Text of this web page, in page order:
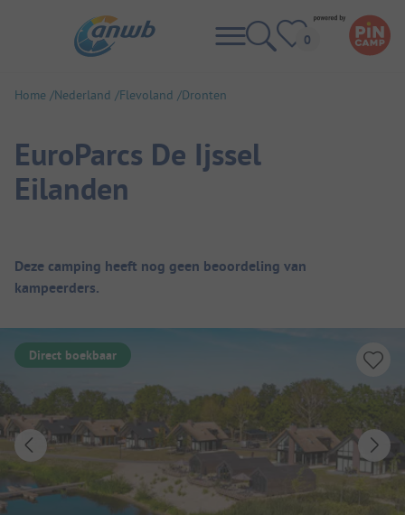
Home Nederland Flevoland Dronten
EuroParcs De Ijssel
Eilanden
Camping overzicht
Deze camping heeft nog geen beoordeling van
kampeerders.
Direct boekbaar